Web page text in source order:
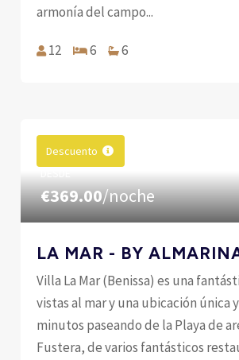
armonía del campo...
12 6 6
Descuento
€369.00/noche
LA MAR - BY
Villa La Mar (Benissa) es una
vistas al mar y una ubicación única
minutos paseando de la Playa de
Fustera, de varios fantásticos